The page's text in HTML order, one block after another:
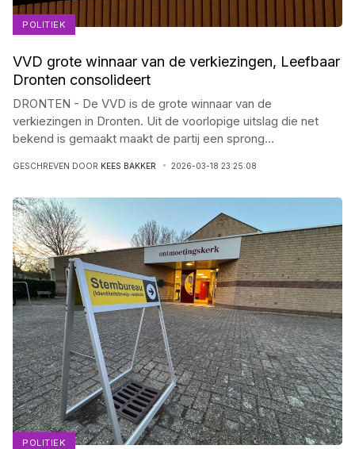
POLITIEK
VVD grote winnaar van de verkiezingen, Leefbaar
Dronten consolideert
DRONTEN - De VVD is de grote winnaar van de
verkiezingen in Dronten. Uit de voorlopige uitslag die net
bekend is gemaakt maakt de partij een sprong...
GESCHREVEN DOOR KEES BAKKER 2026-03-18 23:25:08
POLITIEK